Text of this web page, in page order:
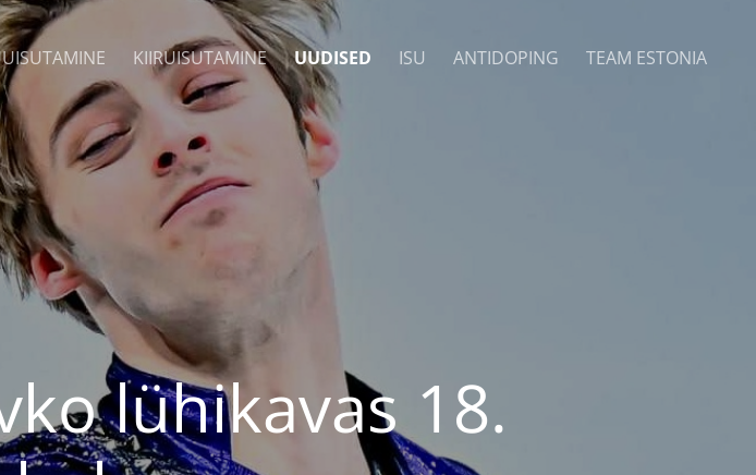
KIIRUISUTAMINE UUDISED ISU ANTIDOPING TEAM ESTONIA
lühikavas 18.